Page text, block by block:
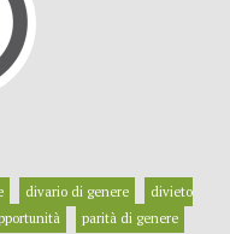
divario di genere
divieto
parità di genere